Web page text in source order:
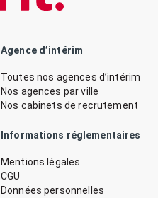
Agence d’intérim
Toutes nos agences d’intérim
Nos agences par ville
Nos cabinets de recrutement
Informations réglementaires
Mentions légales
CGU
Données personnelles